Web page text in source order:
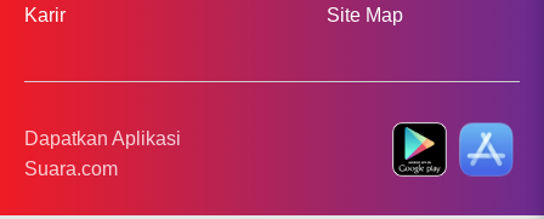
Karir Site Map
Dapatkan Aplikasi
Suara.com